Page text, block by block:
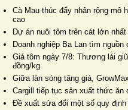
Cà Mau thúc đẩy nhân rộng mô
cao
Dự án nuôi tôm trên cát lớn
Doanh nghiệp Ba Lan tìm
Giá tôm ngày 7/8: Thương lái
đồng/kg
Giữa làn sóng tăng giá,
Cargill tiếp tục sản xuất thức ăn
Đề xuất sửa đổi một số quy